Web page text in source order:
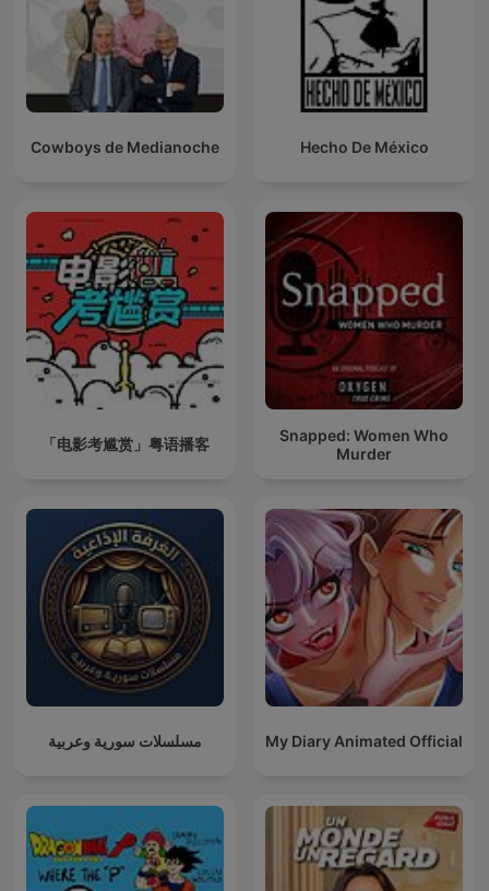
Cowboys de Medianoche Hecho De México
「电影考尴赏」粤语播客
Snapped: Women Who
Murder
مسلسلات سورية وعربية My Diary Animated Official